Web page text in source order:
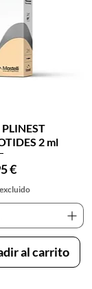
2 ml
€
al carrito